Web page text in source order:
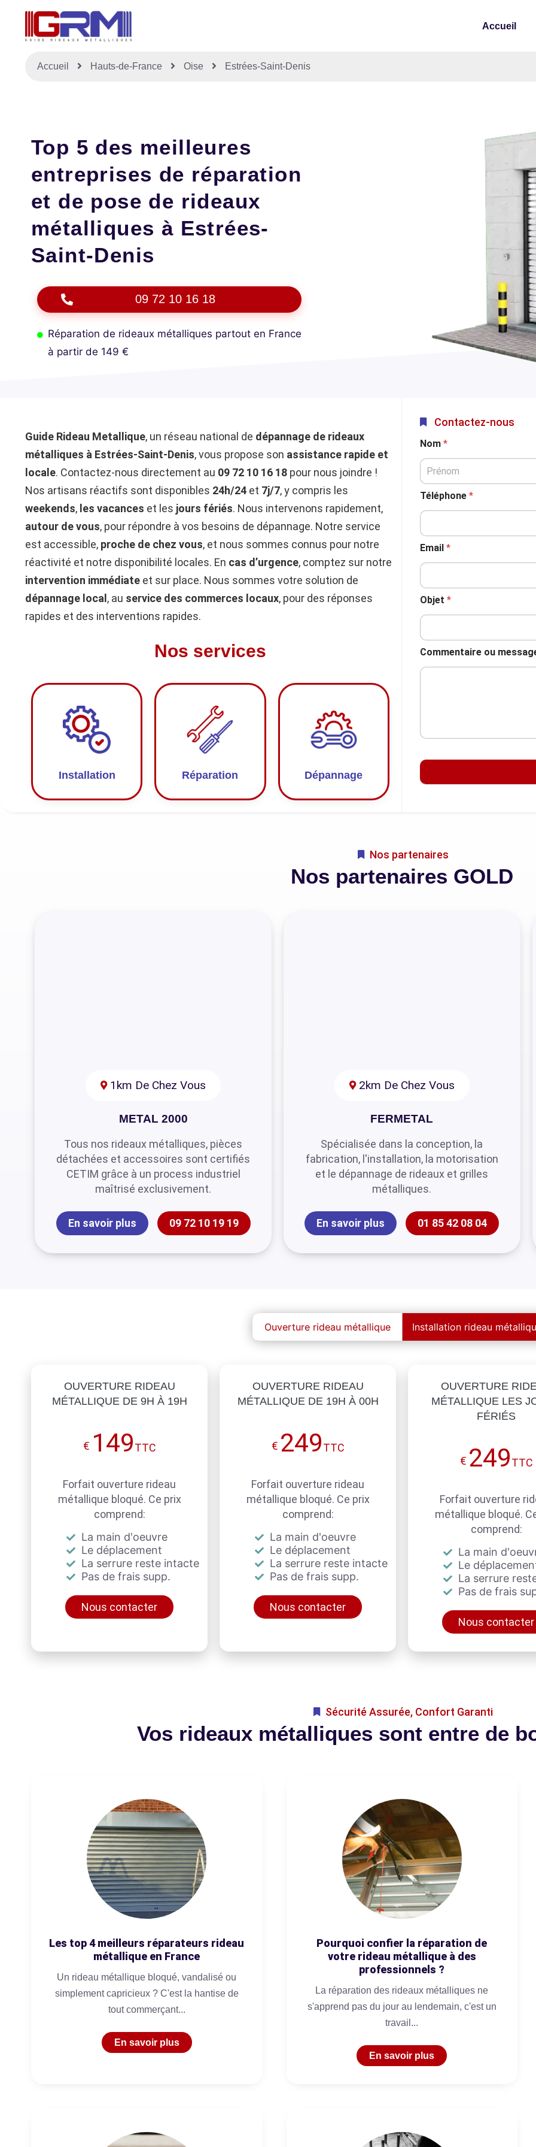
Accueil
Accueil Hauts-de-France Oise Estrées-Saint-Denis
Top 5 des meilleures
entreprises de réparation
et de pose de rideaux
métalliques à Estrées-
Saint-Denis
09 72 10 16 18
Réparation de rideaux métalliques partout en France
à partir de 149 €
Guide Rideau Metallique, un réseau national de dépannage de rideaux
métalliques à Estrées-Saint-Denis, vous propose son assistance rapide et
locale. Contactez-nous directement au 09 72 10 16 18 pour nous joindre !
Nos artisans réactifs sont disponibles 24h/24 et 7j/7, y compris les
weekends, les vacances et les jours fériés. Nous intervenons rapidement,
autour de vous, pour répondre à vos besoins de dépannage. Notre service
est accessible, proche de chez vous, et nous sommes connus pour notre
réactivité et notre disponibilité locales. En cas d’urgence, comptez sur notre
intervention immédiate et sur place. Nous sommes votre solution de
dépannage local, au service des commerces locaux, pour des réponses
rapides et des interventions rapides.
Nos services
Installation Réparation Dépannage
Contactez-nous
Nom *
Téléphone *
Email *
Objet *
Commentaire ou
Nos partenaires
Nos partenaires GOLD
1km De Chez Vous
METAL 2000
Tous nos rideaux métalliques, pièces
détachées et accessoires sont certifiés
CETIM grâce à un process industriel
maîtrisé exclusivement.
En savoir plus 09 72 10 19 19
2km De Chez Vous
FERMETAL
Spécialisée dans la conception, la
fabrication, l'installation, la motorisation
et le dépannage de rideaux et grilles
métalliques.
En savoir plus 01 85 42 08 04
Ouverture rideau métallique Installation rideau
OUVERTURE RIDEAU
MÉTALLIQUE DE 9H À 19H
€ 149TTC
Forfait ouverture rideau
métallique bloqué. Ce prix
comprend:
La main d'oeuvre
Le déplacement
La serrure reste intacte
Pas de frais supp.
Nous contacter
OUVERTURE RIDEAU
MÉTALLIQUE DE 19H À 00H
€ 249TTC
Forfait ouverture rideau
métallique bloqué. Ce prix
comprend:
La main d'oeuvre
Le déplacement
La serrure reste intacte
Pas de frais supp.
Nous contacter
OUVERTURE
MÉTALLIQUE LES
FÉRIÉS
€ 249TTC
Forfait ouverture
métallique bloqué.
comprend:
La main
Le
La serrure
Pas de frais
Nous contacter
Sécurité Assurée, Confort Garanti
Vos rideaux métalliques sont entre de
Les top 4 meilleurs réparateurs rideau
métallique en France
Un rideau métallique bloqué, vandalisé ou
simplement capricieux ? C'est la hantise de
tout commerçant...
En savoir plus
Pourquoi confier la réparation de
votre rideau métallique à des
professionnels ?
La réparation des rideaux métalliques ne
s'apprend pas du jour au lendemain, c'est un
travail...
En savoir plus